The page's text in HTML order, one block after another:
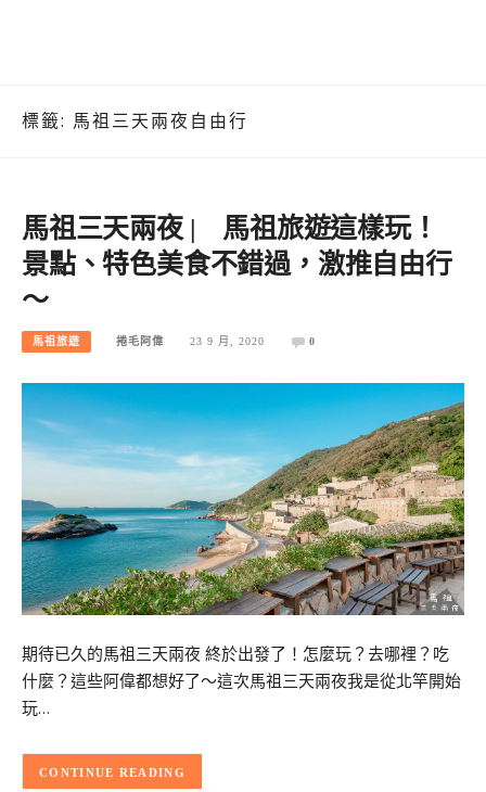
標籤: 馬祖三天兩夜自由行
馬祖三天兩夜 | 馬祖旅遊這樣玩！
景點、特色美食不錯過，激推自由行
～
馬祖旅遊 捲毛阿偉 23 9 月, 2020 0
期待已久的馬祖三天兩夜 終於出發了！怎麼玩？去哪裡？吃
什麼？這些阿偉都想好了～這次馬祖三天兩夜我是從北竿開始
玩…
CONTINUE READING